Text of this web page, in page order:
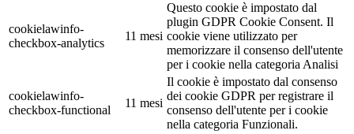
cookielawinfo-
checkbox-analytics
11 mesi
Questo cookie è impostato dal
plugin GDPR Cookie Consent. Il
cookie viene utilizzato per
memorizzare il consenso dell'utente
per i cookie nella categoria Analisi
cookielawinfo-
checkbox-functional
11 mesi
Il cookie è impostato dal consenso
dei cookie GDPR per registrare il
consenso dell'utente per i cookie
nella categoria Funzionali.